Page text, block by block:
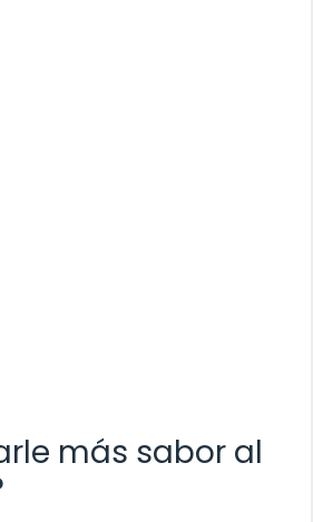
más sabor al